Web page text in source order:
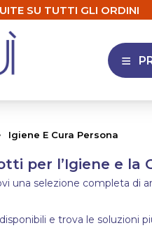
SU TUTTI GLI ORDINI
APRI
Igiene E Cura Persona
per l’Igiene e la
una selezione completa di
e trova le soluzioni